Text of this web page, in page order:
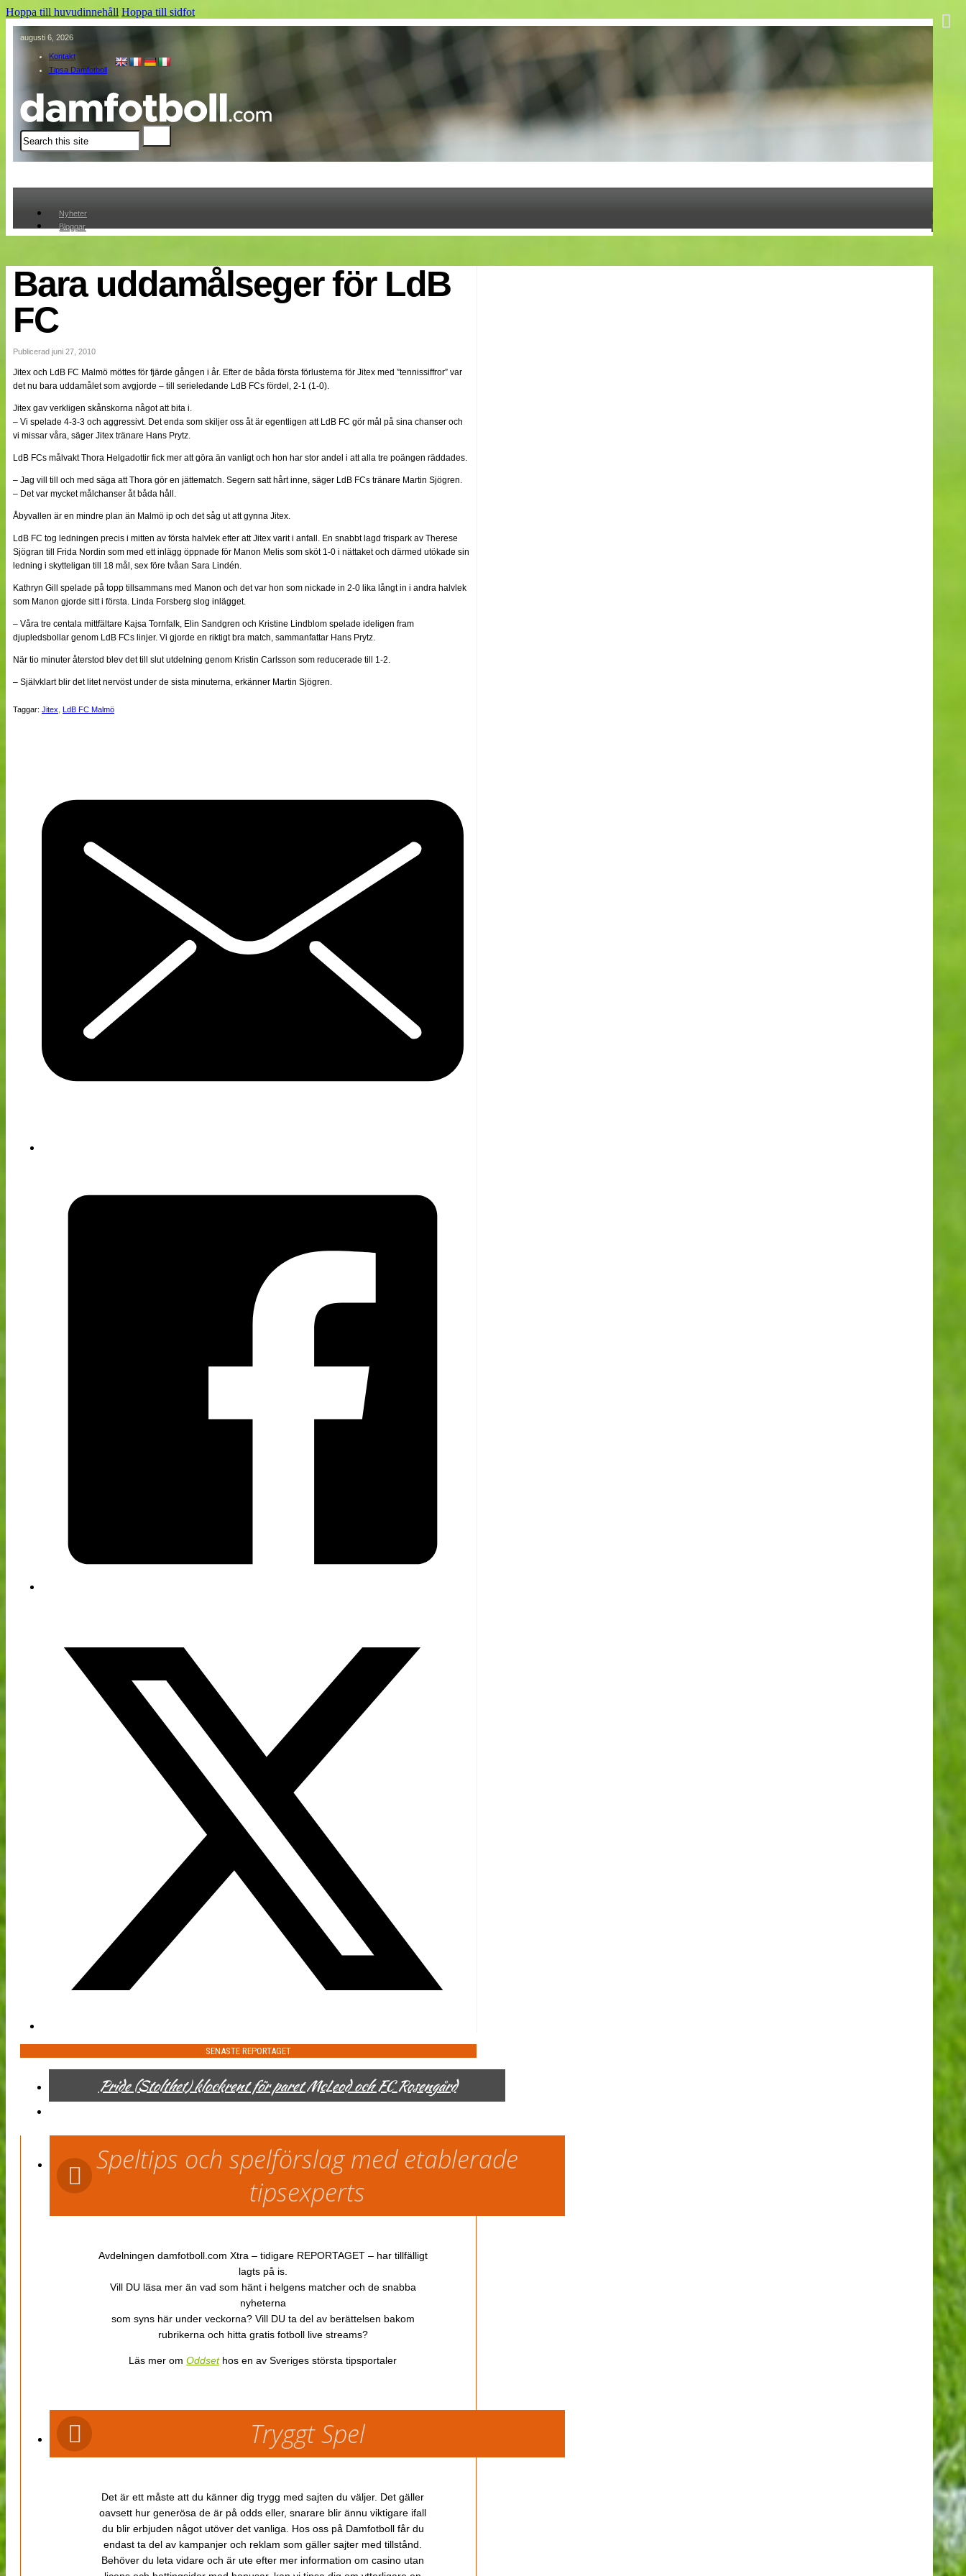
Hoppa till huvudinnehåll Hoppa till sidfot
augusti 6, 2026
Kontakt
Tipsa Damfotboll
Sök
Nyheter
Bloggar
Cuper
Medlemmar
Medlemsbilder
Nyheter
Bloggar
Lagen
Webb-TV
Cuper
Medlemmar
Till klubbkassan
Om oss
Split vision
Bara uddamålseger för LdB
FC
Publicerad juni 27, 2010
Jitex och LdB FC Malmö möttes för fjärde gången i år. Efter de båda första förlusterna för Jitex med ”tennissiffror” var
det nu bara uddamålet som avgjorde – till serieledande LdB FCs fördel, 2-1 (1-0).
Jitex gav verkligen skånskorna något att bita i.
– Vi spelade 4-3-3 och aggressivt. Det enda som skiljer oss åt är egentligen att LdB FC gör mål på sina chanser och
vi missar våra, säger Jitex tränare Hans Prytz.
LdB FCs målvakt Thora Helgadottir fick mer att göra än vanligt och hon har stor andel i att alla tre poängen räddades.
– Jag vill till och med säga att Thora gör en jättematch. Segern satt hårt inne, säger LdB FCs tränare Martin Sjögren.
– Det var mycket målchanser åt båda håll.
Åbyvallen är en mindre plan än Malmö ip och det såg ut att gynna Jitex.
LdB FC tog ledningen precis i mitten av första halvlek efter att Jitex varit i anfall. En snabbt lagd frispark av Therese
Sjögran till Frida Nordin som med ett inlägg öppnade för Manon Melis som sköt 1-0 i nättaket och därmed utökade sin
ledning i skytteligan till 18 mål, sex före tvåan Sara Lindén.
Kathryn Gill spelade på topp tillsammans med Manon och det var hon som nickade in 2-0 lika långt in i andra halvlek
som Manon gjorde sitt i första. Linda Forsberg slog inlägget.
– Våra tre centala mittfältare Kajsa Tornfalk, Elin Sandgren och Kristine Lindblom spelade ideligen fram
djupledsbollar genom LdB FCs linjer. Vi gjorde en riktigt bra match, sammanfattar Hans Prytz.
När tio minuter återstod blev det till slut utdelning genom Kristin Carlsson som reducerade till 1-2.
– Självklart blir det litet nervöst under de sista minuterna, erkänner Martin Sjögren.
Taggar: Jitex LdB FC Malmö
SENASTE REPORTAGET
Pride (Stolthet) klockrent för paret McLeod och FC Rosengård
Speltips och spelförslag med etablerade
tipsexperts
Avdelningen damfotboll.com Xtra – tidigare REPORTAGET – har tillfälligt
lagts på is.
Vill DU läsa mer än vad som hänt i helgens matcher och de snabba
nyheterna
som syns här under veckorna? Vill DU ta del av berättelsen bakom
rubrikerna och hitta gratis fotboll live streams?
Läs mer om Oddsethos en av Sveriges största tipsportaler
Tryggt Spel
Det är ett måste att du känner dig trygg med sajten du väljer. Det gäller
oavsett hur generösa de är på odds eller, snarare blir ännu viktigare ifall
du blir erbjuden något utöver det vanliga. Hos oss på Damfotboll får du
endast ta del av kampanjer och reklam som gäller sajter med tillstånd.
Behöver du leta vidare och är ute efter mer information om casino utan